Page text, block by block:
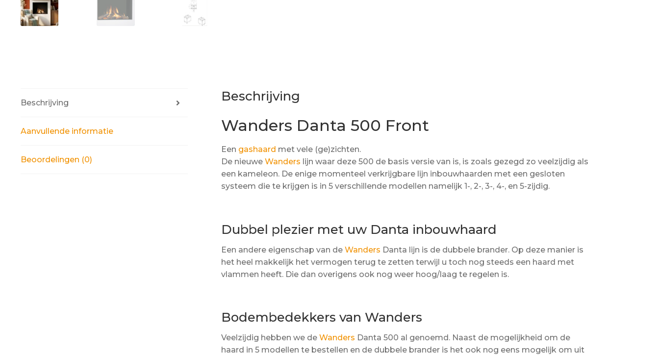
Beschrijving
Aanvullende informatie
Beoordelingen (0)
Beschrijving
Wanders Danta 500 Front
Een gashaard met vele (ge)zichten.
De nieuwe Wanders lijn waar deze 500 de basis versie van is, is zoals gezegd zo veelzijdig als
een kameleon. De enige momenteel verkrijgbare lijn inbouwhaarden met een gesloten
systeem die te krijgen is in 5 verschillende modellen namelijk 1-, 2-, 3-, 4-, en 5-zijdig.
Dubbel plezier met uw Danta inbouwhaard
Een andere eigenschap van de Wanders Danta lijn is de dubbele brander. Op deze manier is
het heel makkelijk het vermogen terug te zetten terwijl u toch nog steeds een haard met
vlammen heeft. Die dan overigens ook nog weer hoog/laag te regelen is.
Bodembedekkers van Wanders
Veelzijdig hebben we de Wanders Danta 500 al genoemd. Naast de mogelijkheid om de
haard in 5 modellen te bestellen en de dubbele brander is het ook nog eens mogelijk om uit